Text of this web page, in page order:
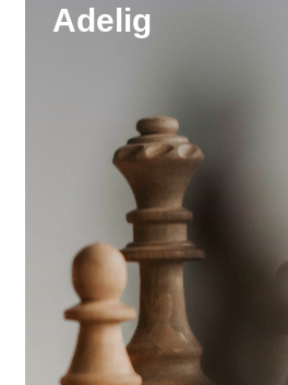
Adelig